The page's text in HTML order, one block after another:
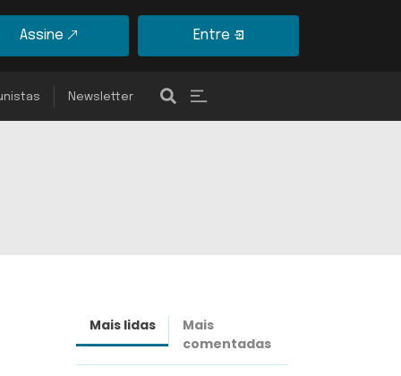
Assine Entre
Newsletter
Mais lidas
Mais
comentadas